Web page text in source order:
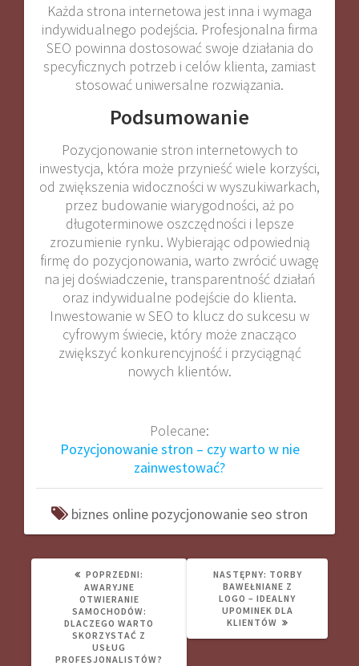
Każda strona internetowa jest inna i wymaga
indywidualnego podejścia. Profesjonalna firma
SEO powinna dostosować swoje działania do
specyficznych potrzeb i celów klienta, zamiast
stosować uniwersalne rozwiązania.
Podsumowanie
Pozycjonowanie stron internetowych to
inwestycja, która może przynieść wiele korzyści,
od zwiększenia widoczności w wyszukiwarkach,
przez budowanie wiarygodności, aż po
długoterminowe oszczędności i lepsze
zrozumienie rynku. Wybierając odpowiednią
firmę do pozycjonowania, warto zwrócić uwagę
na jej doświadczenie, transparentność działań
oraz indywidualne podejście do klienta.
Inwestowanie w SEO to klucz do sukcesu w
cyfrowym świecie, który może znacząco
zwiększyć konkurencyjność i przyciągnąć
nowych klientów.
Polecane:
Pozycjonowanie stron – czy warto w nie
zainwestować?
biznes online pozycjonowanieseo stron
POPRZEDNI:
AWARYJNE
OTWIERANIE
SAMOCHODÓW:
DLACZEGO WARTO
SKORZYSTAĆ Z
USŁUG
PROFESJONALISTÓW?
NASTĘPNY: NASTĘPNY
WPIS:
TORBY
BAWEŁNIANE Z
LOGO – IDEALNY
UPOMINEK DLA
KLIENTÓW